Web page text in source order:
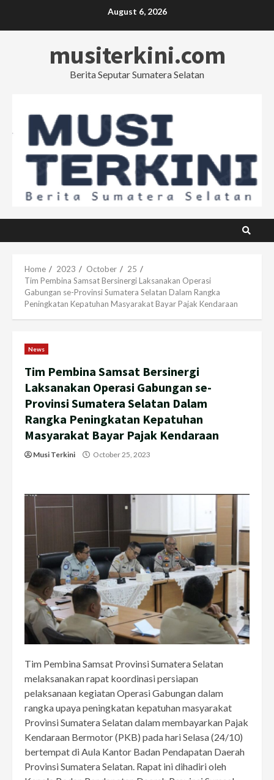
August 6, 2026
musiterkini.com
Berita Seputar Sumatera Selatan
Home 2023 October
25
Tim Pembina Samsat Bersinergi Laksanakan Operasi
Gabungan se-Provinsi Sumatera Selatan Dalam Rangka
Peningkatan Kepatuhan Masyarakat Bayar Pajak Kendaraan
News
Tim Pembina Samsat Bersinergi
Laksanakan Operasi Gabungan se-
Provinsi Sumatera Selatan Dalam
Rangka Peningkatan Kepatuhan
Masyarakat Bayar Pajak Kendaraan
Musi Terkini October 25, 2023
Tim Pembina Samsat Provinsi Sumatera Selatan
melaksanakan rapat koordinasi persiapan
pelaksanaan kegiatan Operasi Gabungan dalam
rangka upaya peningkatan kepatuhan masyarakat
Provinsi Sumatera Selatan dalam membayarkan Pajak
Kendaraan Bermotor (PKB) pada hari Selasa (24/10)
bertempat di Aula Kantor Badan Pendapatan Daerah
Provinsi Sumatera Selatan. Rapat ini dihadiri oleh